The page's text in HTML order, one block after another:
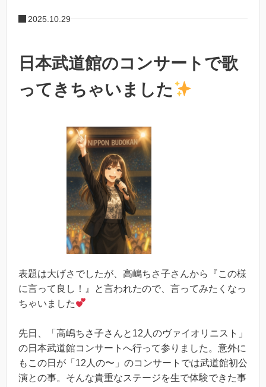
2025.10.29
日本武道館のコンサートで歌
ってきちゃいました
表題は大げさでしたが、高嶋ちさ子さんから『この様
に言って良し！』と言われたので、言ってみたくなっ
ちゃいました
先日、「高嶋ちさ子さんと12人のヴァイオリニスト」
の日本武道館コンサートへ行って参りました。意外に
もこの日が「12人の〜」のコンサートでは武道館初公
演との事。そんな貴重なステージを生で体験できた事